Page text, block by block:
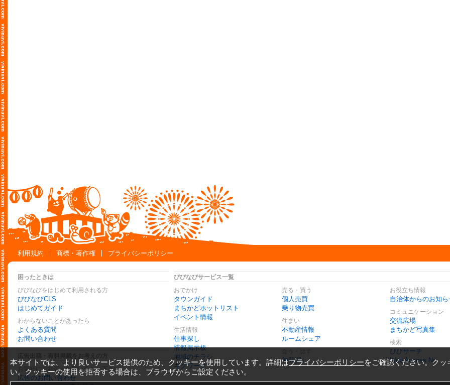
利用規約
商標・著作権 プライバシーポリシー
困ったときは
びびなびをはじめて利用される方
びびなびCLS
はじめてガイド
わからないことがあったら
よくある質問
お問い合わせ
お気軽にご相談・お問い合わせ下さい
広告のお問い合わせ
びびなびサービス一覧
おでかけ
タウンガイド
まちかどホットリスト
イベント情報
生活情報
仕事探し
情報掲示板
地域のチラシ
ギグワーク
売る・買う
個人売買
乗り物売買
住まい
不動産情報
ルームシェア
仲間探し
お役立ち情報
自治体からのお知ら
コミュニケーション
交流広場
まちかど写真集
検索
びびサーチ
Web Access No.
本サイトでは、より良いサービス提供のため、クッキーを使用しています。詳細はプライバシーポリシーをご確認ください。ク
い。クッキーの使用を拒否する場合は、ブラウザからご設定ください。